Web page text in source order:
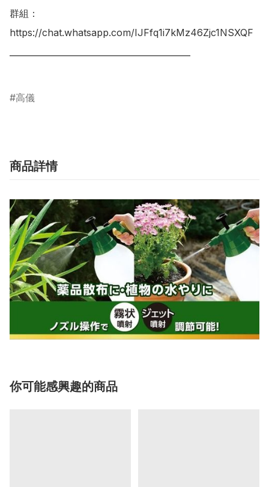
群組：
https://chat.whatsapp.com/IJFfq1i7kMz46Zjc1NSXQF
高儀
商品詳情
你可能感興趣的商品